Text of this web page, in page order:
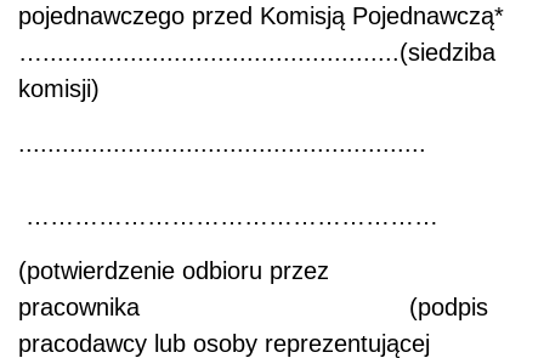
pojednawczego przed Komisją Pojednawczą*
….................................................(siedziba
komisji)
........................................................
……………………………………………
(potwierdzenie odbioru przez
pracownika (podpis
pracodawcy lub osoby reprezentującej